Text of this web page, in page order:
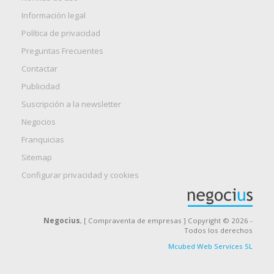
Información legal
Política de privacidad
Preguntas Frecuentes
Contactar
Publicidad
Suscripción a la newsletter
Negocios
Franquicias
Sitemap
Configurar privacidad y cookies
Negocius, [ Compraventa de empresas ] Copyright © 2026 -
Todos los derechos
Mcubed Web Services SL